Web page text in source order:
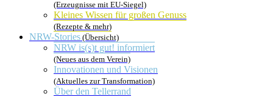
(Erzeugnisse mit EU-Siegel)
Kleines Wissen für großen Genuss
(Rezepte & mehr)
NRW-Stories (Übersicht)
NRW is(s)t gut! informiert
(Neues aus dem Verein)
Innovationen und Visionen
(Aktuelles zur Transformation)
Über den Tellerrand